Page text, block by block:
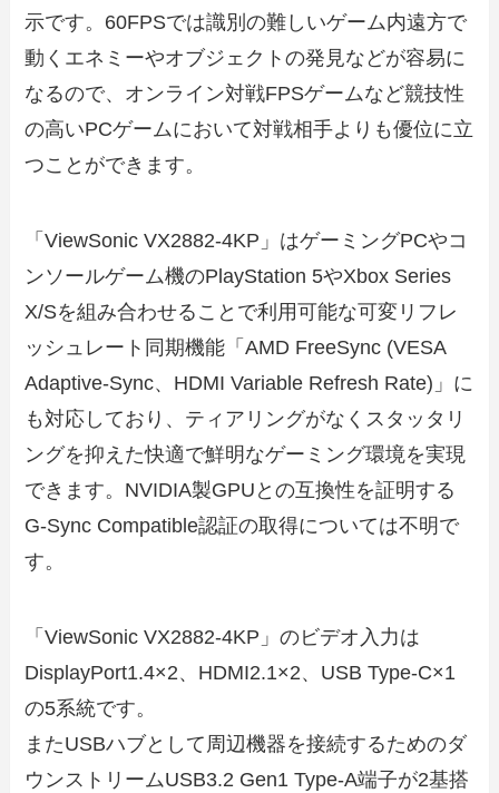
示です。60FPSでは識別の難しいゲーム内遠方で
動くエネミーやオブジェクトの発見などが容易に
なるので、オンライン対戦FPSゲームなど競技性
の高いPCゲームにおいて対戦相手よりも優位に立
つことができます。
「ViewSonic VX2882-4KP」はゲーミングPCやコ
ンソールゲーム機のPlayStation 5やXbox Series
X/Sを組み合わせることで利用可能な可変リフレ
ッシュレート同期機能「AMD FreeSync (VESA
Adaptive-Sync、HDMI Variable Refresh Rate)」に
も対応しており、ティアリングがなくスタッタリ
ングを抑えた快適で鮮明なゲーミング環境を実現
できます。NVIDIA製GPUとの互換性を証明する
G-Sync Compatible認証の取得については不明で
す。
「ViewSonic VX2882-4KP」のビデオ入力は
DisplayPort1.4×2、HDMI2.1×2、USB Type-C×1
の5系統です。
またUSBハブとして周辺機器を接続するためのダ
ウンストリームUSB3.2 Gen1 Type-A端子が2基搭